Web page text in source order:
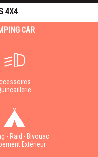
4X4
CAR
-
- Raid - Bivouac
Extérieur